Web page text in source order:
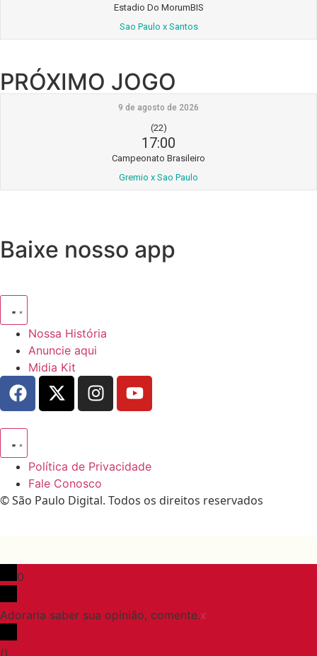
Estadio Do MorumBIS
Sao Paulo x Santos
PRÓXIMO JOGO
9 de agosto de 2026
(22)
17:00
Campeonato Brasileiro
Gremio x Sao Paulo
Baixe nosso app
Nossa História
Anuncie aqui
Midia Kit
Política de Privacidade
Fale Conosco
© São Paulo Digital. Todos os direitos reservados
0
Adoraria saber sua opinião, comente.x
()